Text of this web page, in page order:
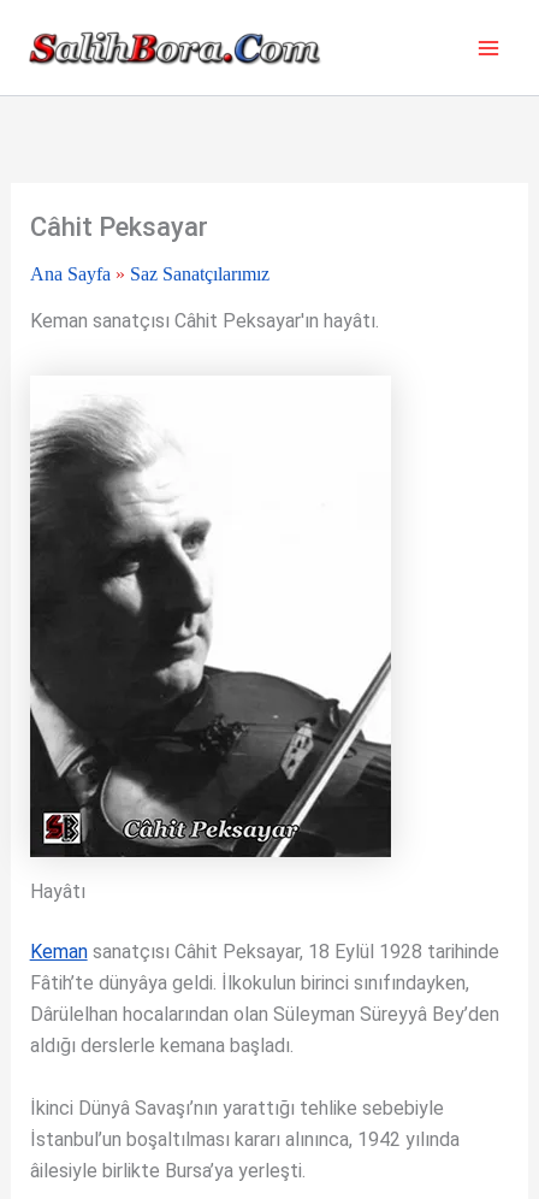
Câhit Peksayar
Ana Sayfa » Saz Sanatçılarımız
Keman sanatçısı Câhit Peksayar'ın hayâtı.
Hayâtı
Kemansanatçısı Câhit Peksayar, 18 Eylül 1928 tarihinde
Fâtih’te dünyâya geldi. İlkokulun birinci sınıfındayken,
Dârülelhan hocalarından olan Süleyman Süreyyâ Bey’den
aldığı derslerle kemana başladı.
İkinci Dünyâ Savaşı’nın yarattığı tehlike sebebiyle
İstanbul’un boşaltılması kararı alınınca, 1942 yılında
âilesiyle birlikte Bursa’ya yerleşti.